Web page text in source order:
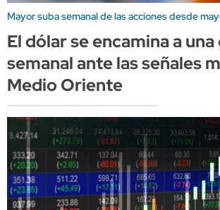
Mayor suba semanal de las acciones desde
El dólar se encamina a
semanal ante las señales
Medio Oriente